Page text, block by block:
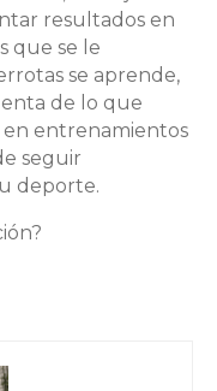
resultados en
que se le
se aprende,
de lo que
entrenamientos
seguir
deporte.